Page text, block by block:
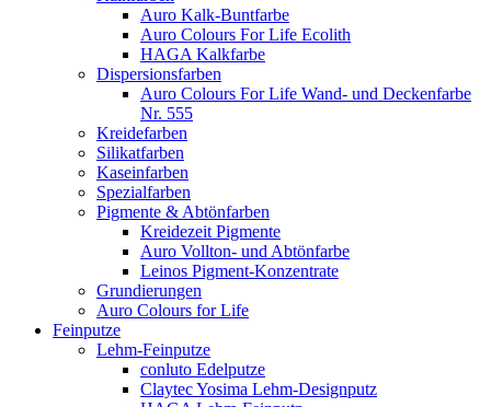
Auro Kalk-Buntfarbe
Auro Colours For Life Ecolith
HAGA Kalkfarbe
Dispersionsfarben
Auro Colours For Life Wand- und Deckenfarbe
Nr. 555
Kreidefarben
Silikatfarben
Kaseinfarben
Spezialfarben
Pigmente & Abtönfarben
Kreidezeit Pigmente
Auro Vollton- und Abtönfarbe
Leinos Pigment-Konzentrate
Grundierungen
Auro Colours for Life
Feinputze
Lehm-Feinputze
conluto Edelputze
Claytec Yosima Lehm-Designputz